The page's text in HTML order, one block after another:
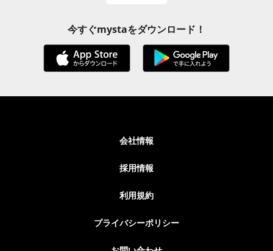
今すぐmystaをダウンロード！
会社情報
採用情報
利用規約
プライバシーポリシー